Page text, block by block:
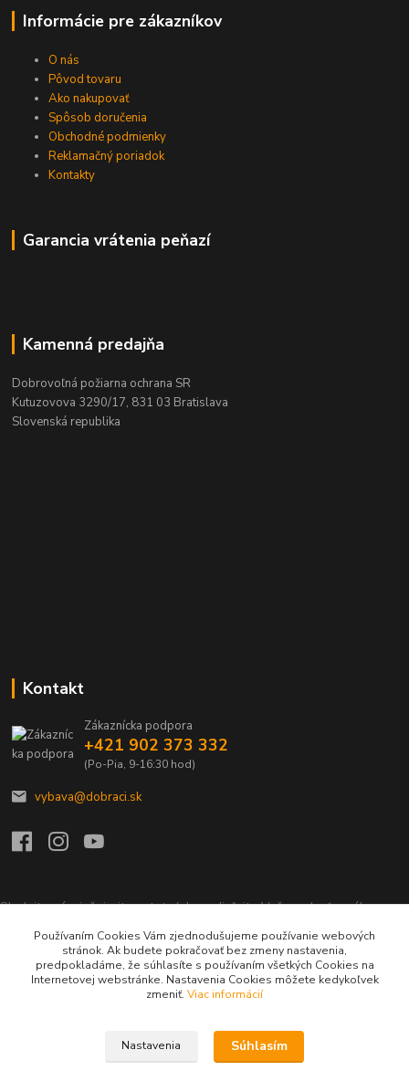
Informácie pre zákazníkov
O nás
Pôvod tovaru
Ako nakupovať
Spôsob doručenia
Obchodné podmienky
Reklamačný poriadok
Kontakty
Garancia vrátenia peňazí
Kamenná predajňa
Dobrovoľná požiarna ochrana SR
Kutuzovova 3290/17, 831 03 Bratislava
Slovenská republika
Kontakt
Zákaznícka podpora
+421 902 373 332
(Po-Pia, 9-16:30 hod)
vybava@dobraci.sk
Sledujte nás, inšpirujte ostatných a zdieľajte Vašu radosť z nákupu a
Používaním Cookies Vám zjednodušujeme používanie webových
stránok. Ak budete pokračovať bez zmeny nastavenia,
predpokladáme, že súhlasíte s používaním všetkých Cookies na
Internetovej webstránke. Nastavenia Cookies môžete kedykoľvek
zmeniť. Viac informácií
Nastavenia Súhlasím